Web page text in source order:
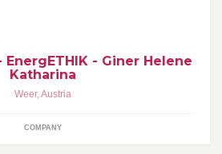
EnergETHIK - Giner Helene
Katharina
Weer,Austria
COMPANY